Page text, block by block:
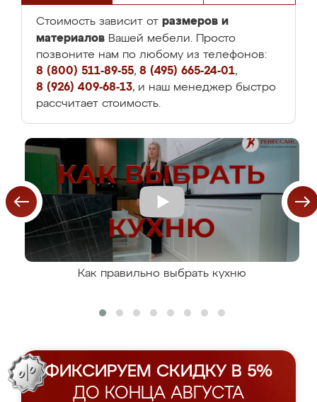
Стоимость зависит от размеров и
материалов Вашей мебели. Просто
позвоните нам по любому из телефонов:
8 (800) 511-89-55, 8 (495) 665-24-01,
8 (926) 409-68-13, и наш менеджер быстро
рассчитает стоимость.
Как правильно выбрать кухню
ФИКСИРУЕМ СКИДКУ В 5%
ДО КОНЦА АВГУСТА